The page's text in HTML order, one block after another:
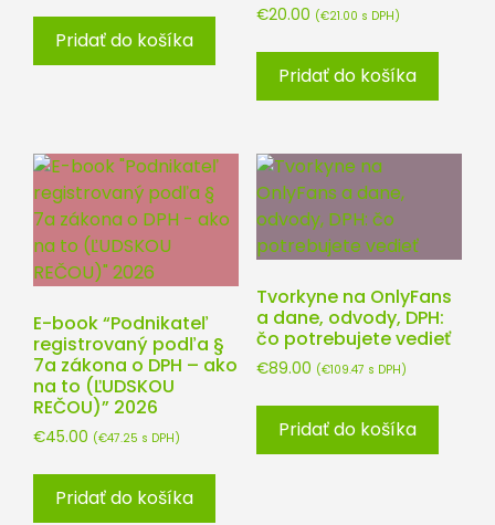
Pridať do košíka
€20.00 (€21.00 s DPH)
Pridať do košíka
E-book “Podnikateľ
registrovaný podľa §
7a zákona o DPH – ako
na to (ĽUDSKOU
REČOU)” 2026
€45.00 (€47.25 s DPH)
Pridať do košíka
Tvorkyne na OnlyFans
a dane, odvody, DPH:
čo potrebujete vedieť
€89.00 (€109.47 s DPH)
Pridať do košíka